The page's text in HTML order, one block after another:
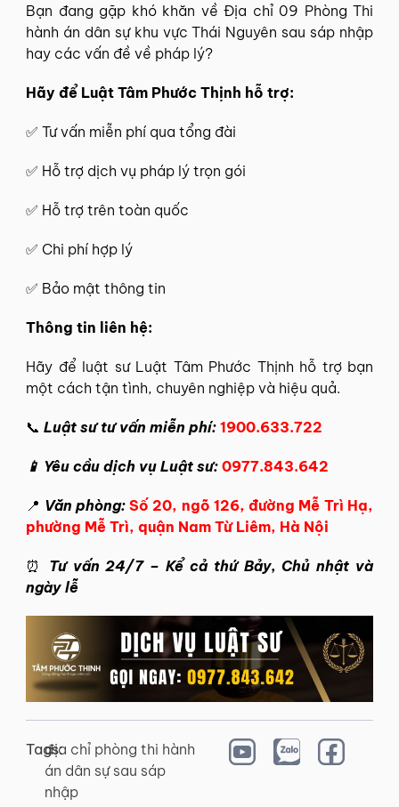
Bạn đang gặp khó khăn về Địa chỉ 09 Phòng Thi
hành án dân sự khu vực Thái Nguyên sau sáp nhập
hay các vấn đề về pháp lý?
Hãy để Luật Tâm Phước Thịnh hỗ trợ:
✅ Tư vấn miễn phí qua tổng đài
✅ Hỗ trợ dịch vụ pháp lý trọn gói
✅ Hỗ trợ trên toàn quốc
✅ Chi phí hợp lý
✅ Bảo mật thông tin
Thông tin liên hệ:
Hãy để luật sư Luật Tâm Phước Thịnh hỗ trợ bạn
một cách tận tình, chuyên nghiệp và hiệu quả.
📞 Luật sư tư vấn miễn phí: 1900.633.722
📱 Yêu cầu dịch vụ Luật sư: 0977.843.642
📍 Văn phòng: Số 20, ngõ 126, đường Mễ Trì Hạ,
phường Mễ Trì, quận Nam Từ Liêm, Hà Nội
⏰ Tư vấn 24/7 – Kể cả thứ Bảy, Chủ nhật và
ngày lễ
Tags:địa chỉ phòng thi hành
án dân sự sau sáp
nhập